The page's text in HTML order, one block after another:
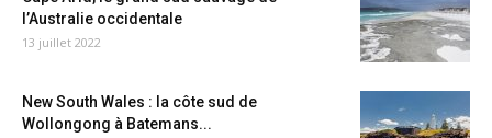
l’Australie occidentale
13 juillet 2022
New South Wales : la côte sud de
Wollongong à Batemans...